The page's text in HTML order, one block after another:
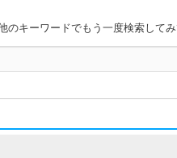
キーワードでもう一度検索してみ